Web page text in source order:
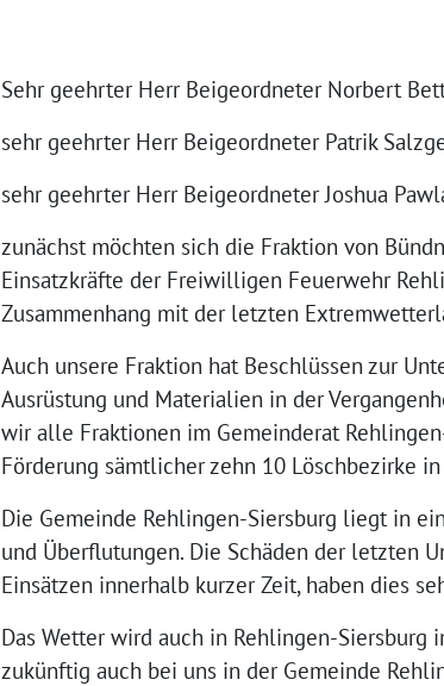
Sehr geehrter Herr Beigeordneter Norbert
sehr geehrter Herr Beigeordneter Patrik
sehr geehrter Herr Beigeordneter Joshua
zunächst möchten sich die Fraktion von
Einsatzkräfte der Freiwilligen Feuerwehr
Zusammenhang mit der letzten
Auch unsere Fraktion hat Beschlüssen zur
Ausrüstung und Materialien in der
wir alle Fraktionen im Gemeinderat
Förderung sämtlicher zehn 10 Löschbezirke
Die Gemeinde Rehlingen-Siersburg liegt in
und Überflutungen. Die Schäden der letzten
Einsätzen innerhalb kurzer Zeit, haben dies
Das Wetter wird auch in Rehlingen-Siersburg
zukünftig auch bei uns in der Gemeinde